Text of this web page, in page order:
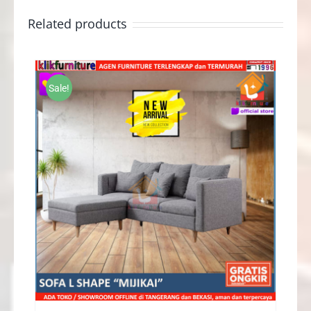
Related products
Sale!